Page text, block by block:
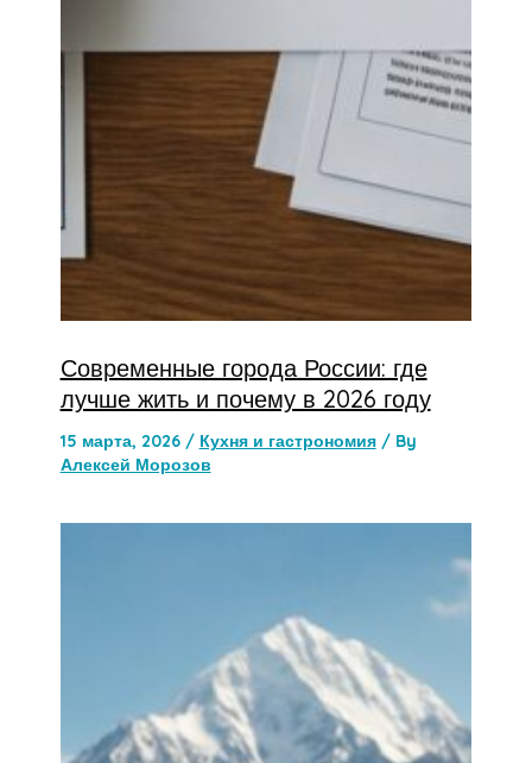
Современные города России: где
лучше жить и почему в 2026 году
15 марта, 2026 / Кухня и гастрономия/ By
Алексей Морозов